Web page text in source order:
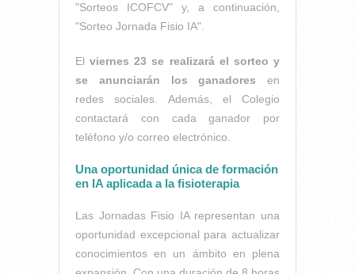
"Sorteos ICOFCV" y, a continuación,
"Sorteo Jornada Fisio IA".
Elviernes 23 se realizará el sorteo y
se anunciarán los ganadores en
redes sociales. Además, el Colegio
contactará con cada ganador por
teléfono y/o correo electrónico.
Una oportunidad única de formación
en IA aplicada a la fisioterapia
Las Jornadas Fisio IA representan una
oportunidad excepcional para actualizar
conocimientos en un ámbito en plena